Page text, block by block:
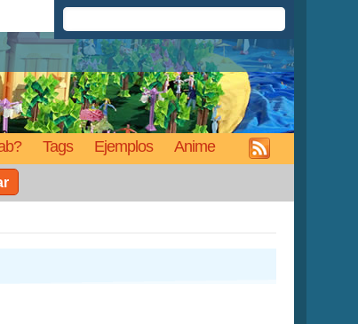
Tags Ejemplos Anime